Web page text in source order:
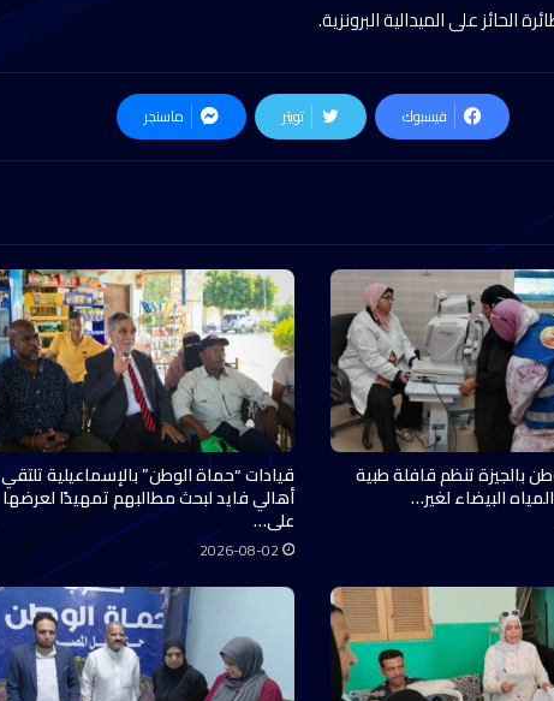
الحائز على الميدالية البرونزية.
فيسبوك تويتر ماسنجر
بالجيزة تنظم قافلة طبية
البيضاء لغير…
قيادات “حماة الوطن” بالإسماعيلية تلتقي
أهالي فايد لبحث مطالبهم تمهيدًا لعرضها
على…
2026-08-02